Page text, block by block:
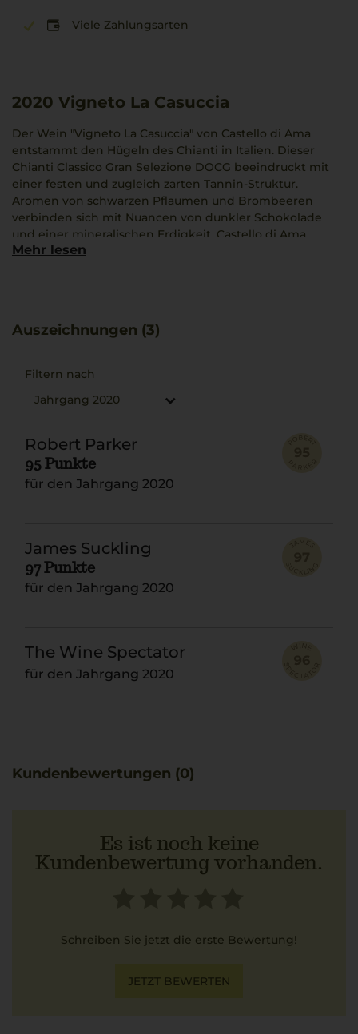
Viele Zahlungsarten
2020 Vigneto La Casuccia
Der Wein "Vigneto La Casuccia" von Castello di Ama
entstammt den Hügeln des Chianti in Italien. Dieser
Chianti Classico Gran Selezione DOCG beeindruckt mit
einer festen und zugleich zarten Tannin-Struktur.
Aromen von schwarzen Pflaumen und Brombeeren
verbinden sich mit Nuancen von dunkler Schokolade
und einer mineralischen Erdigkeit. Castello di Ama
kombiniert moderne Methoden mit einer lange
Mehr lesen
Auszeichnungen (3)
Filtern nach
Jahrgang 2020
Robert Parker
95 Punkte
für den Jahrgang 2020
James Suckling
97 Punkte
für den Jahrgang 2020
The Wine Spectator
für den Jahrgang 2020
Kundenbewertungen (0)
Es ist noch keine
Kundenbewertung vorhanden.
Schreiben Sie jetzt die erste Bewertung!
JETZT BEWERTEN